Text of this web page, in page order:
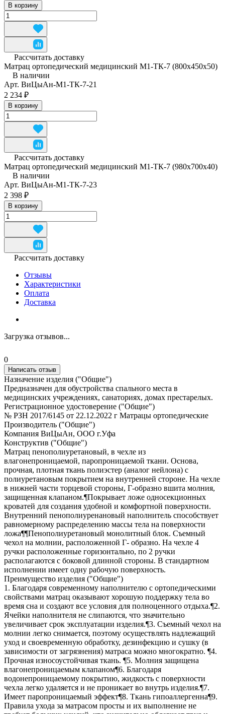
В корзину
Рассчитать доставку
Матрац ортопедический медицинский М1-ТК-7 (800x450x50)
В наличии
Арт. ВиЦыАн-М1-ТК-7-21
2 234 ₽
В корзину
Рассчитать доставку
Матрац ортопедический медицинский М1-ТК-7 (980x700x40)
В наличии
Арт. ВиЦыАн-М1-ТК-7-23
2 398 ₽
В корзину
Рассчитать доставку
Отзывы
Характеристики
Оплата
Доставка
Загрузка отзывов...
0
Написать отзыв
Назначение изделия ("Общие")
Предназначен для обустройства спального места в
медицинских учреждениях, санаториях, домах престарелых.
Регистрационное удостоверение ("Общие")
№ РЗН 2017/6145 от 22.12.2022 г Матрацы ортопедические
Производитель ("Общие")
Компания ВиЦыАн, ООО г.Уфа
Конструктив ("Общие")
Матрац пенополиуретановый, в чехле из
влагонепроницаемой, паропроницаемой ткани. Основа,
прочная, плотная ткань полиэстер (аналог нейлона) с
полиуретановым покрытием на внутренней стороне. На чехле
в нижней части торцевой стороны, Г-образно вшита молния,
защищенная клапаном.¶Покрывает ложе односекционных
кроватей для создания удобной и комфортной поверхности.
Внутренний пенополиуренановый наполнитель способствует
равномерному распределению массы тела на поверхности
ложа¶¶Пенополиуретановый монолитный блок. Съемный
чехол на молнии, расположенной Г- образно. На чехле 4
ручки расположенные горизонтально, по 2 ручки
располагаются с боковой длинной стороны. В стандартном
исполнении имеет одну рабочую поверхность.
Преимущество изделия ("Общие")
1. Благодаря современному наполнителю с ортопедическими
свойствами матрац оказывают хорошую поддержку тела во
время сна и создают все условия для полноценного отдыха.¶2.
Ячейки наполнителя не слипаются, что значительно
увеличивает срок эксплуатации изделия.¶3. Съемный чехол на
молнии легко снимается, поэтому осуществлять надлежащий
уход и своевременную обработку, дезинфекцию и сушку (в
зависимости от загрязнения) матраса можно многократно. ¶4.
Прочная износоустойчивая ткань. ¶5. Молния защищена
влагонепроницаемым клапаном¶6. Благодаря
водонепроницаемому покрытию, жидкость с поверхности
чехла легко удаляется и не проникает во внутрь изделия.¶7.
Имеет паропроницаемый эффект¶8. Ткань гипоаллергенна¶9.
Правила ухода за матрасом просты и их выполнение не